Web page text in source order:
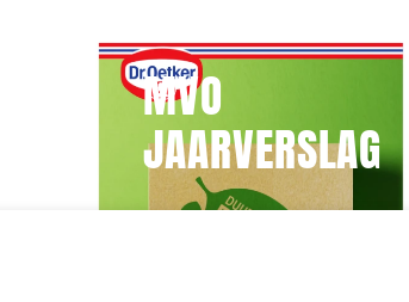
MVO
JAARVERSLAG